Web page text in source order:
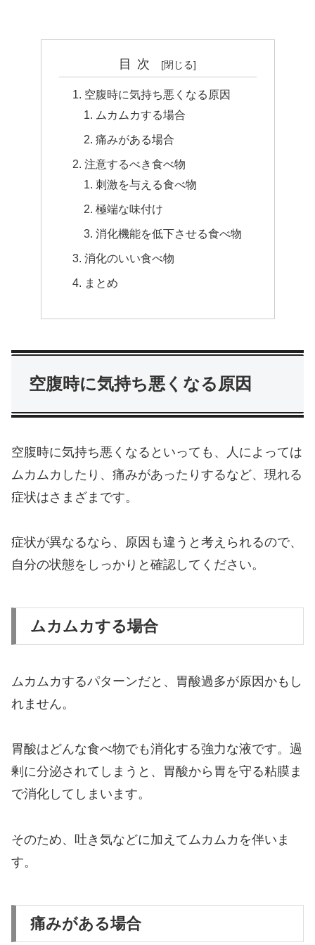
目次
空腹時に気持ち悪くなる原因
ムカムカする場合
痛みがある場合
注意するべき食べ物
刺激を与える食べ物
極端な味付け
消化機能を低下させる食べ物
消化のいい食べ物
まとめ
空腹時に気持ち悪くなる原因
空腹時に気持ち悪くなるといっても、人によっては
ムカムカしたり、痛みがあったりするなど、現れる
症状はさまざまです。
症状が異なるなら、原因も違うと考えられるので、
自分の状態をしっかりと確認してください。
ムカムカする場合
ムカムカするパターンだと、胃酸過多が原因かもし
れません。
胃酸はどんな食べ物でも消化する強力な液です。過
剰に分泌されてしまうと、胃酸から胃を守る粘膜ま
で消化してしまいます。
そのため、吐き気などに加えてムカムカを伴いま
す。
痛みがある場合